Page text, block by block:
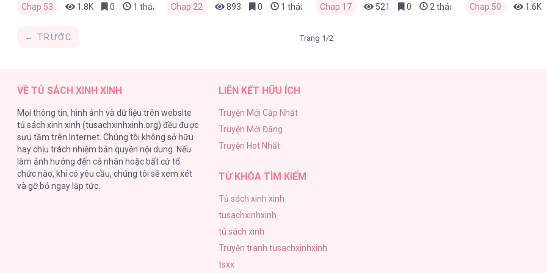
Chap 53 1.8K 0 1 tháng trướcChap 22 893 0 1 tháng trướcChap 17 521 0 2 tháng trướcChap 50 1.6K
← TRƯỚC Trang 1/2
VỀ TỦ SÁCH XINH XINH
Mọi thông tin, hình ảnh và dữ liệu trên website
tủ sách xinh xinh (tusachxinhxinh.org) đều được
sưu tầm trên Internet. Chúng tôi không sở hữu
hay chịu trách nhiệm bản quyền nội dung. Nếu
làm ảnh hưởng đến cá nhân hoặc bất cứ tổ
chức nào, khi có yêu cầu, chúng tôi sẽ xem xét
và gỡ bỏ ngay lập tức.
LIÊN KẾT HỮU ÍCH
Truyện Mới Cập Nhật
Truyện Mới Đăng
Truyện Hot Nhất
TỪ KHÓA TÌM KIẾM
Tủ sách xinh xinh
tusachxinhxinh
tủ sách xinh
Truyện tranh tusachxinhxinh
tsxx